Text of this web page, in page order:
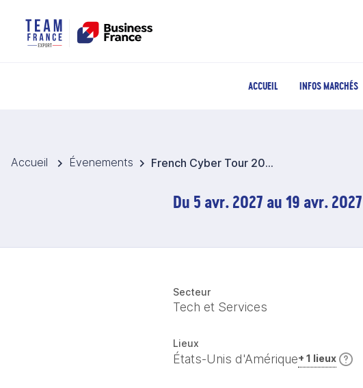
ACCUEIL INFOS MARCHÉS
Accueil Évenements French Cyber Tour 2027 @ RSA & SECTOR CONFERENCE - Amérique du Nord
Du 5 avr. 2027 au 19 avr.
Secteur
Tech et Services
Lieux
États-Unis d'Amérique+ 1 lieux